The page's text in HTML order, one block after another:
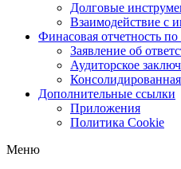
Долговые
Взаимодействие с
Финасовая отчетность
Заявление об
Аудиторское
Дополнительные ссылки
Приложения
Политика Cookie
Меню